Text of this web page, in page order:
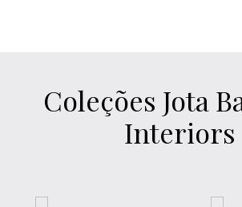
Coleções Jota
Interiors